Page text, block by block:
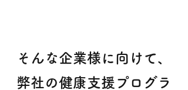
​​​そんな企業様に向けて、
弊社の健康支援プログラ